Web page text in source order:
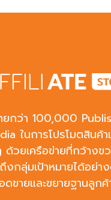
ายกว่า 100,000
ในการโปรโมตสินค้
วยเครือข่ายที่กว้างข
ถึงกลุ่มเป้าหมายได้อย่
ดขายและขยายฐานลูก